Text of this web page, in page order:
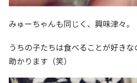
みゅーちゃんも同じく、興味津々。
うちの子たちは食べることが好き
助かります（笑）